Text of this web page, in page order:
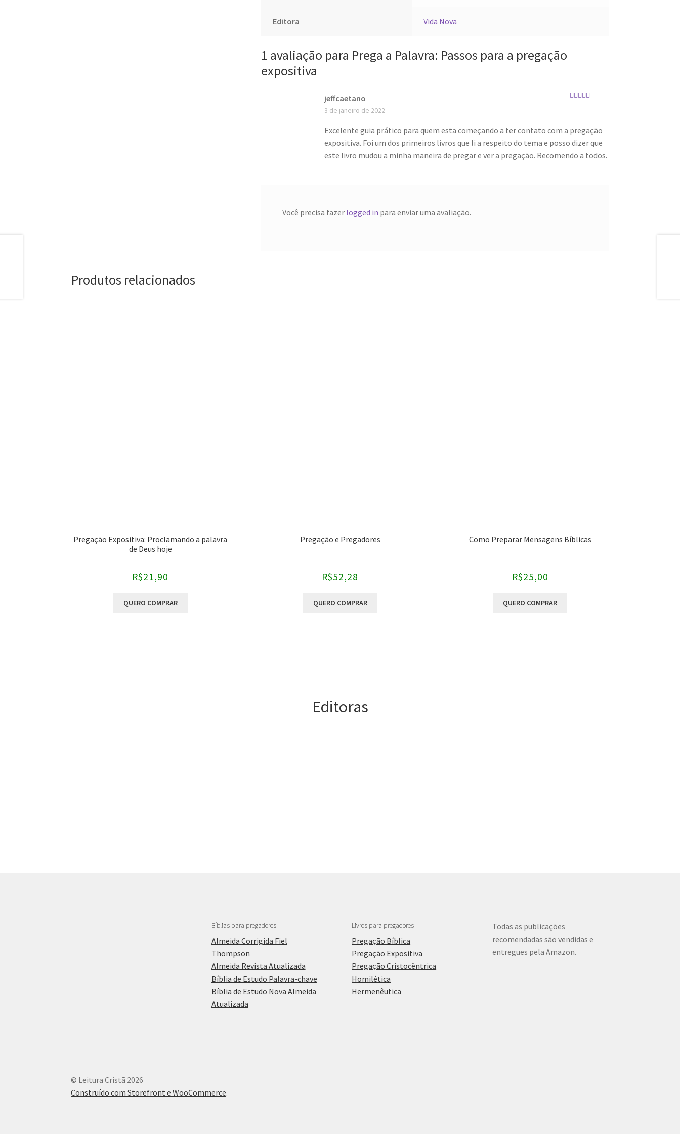
Editora Vida Nova
1 avaliação para Prega a Palavra: Passos para a pregação
expositiva
jeffcaetano
3 de janeiro de 2022
Excelente guia prático para quem esta começando a ter contato com a pregação
expositiva. Foi um dos primeiros livros que li a respeito do tema e posso dizer que
este livro mudou a minha maneira de pregar e ver a pregação. Recomendo a todos.
Você precisa fazer logged in para enviar uma avaliação.
Produtos relacionados
Pregação Expositiva: Proclamando a palavra
de Deus hoje
R$21,90
QUERO COMPRAR
Pregação e Pregadores
R$52,28
QUERO COMPRAR
Como Preparar Mensagens Bíblicas
R$25,00
QUERO COMPRAR
Editoras
Bíblias para pregadores
Almeida Corrigida Fiel
Thompson
Almeida Revista Atualizada
Bíblia de Estudo Palavra-chave
Bíblia de Estudo Nova Almeida
Atualizada
Livros para pregadores
Pregação Bíblica
Pregação Expositiva
Pregação Cristocêntrica
Homilética
Hermenêutica
Todas as publicações
recomendadas são vendidas e
entregues pela Amazon.
© Leitura Cristã 2026
Construído com Storefront e WooCommerce.